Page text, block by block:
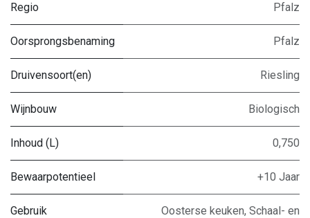
Regio Pfalz
Oorsprongsbenaming Pfalz
Druivensoort(en) Riesling
Wijnbouw Biologisch
Inhoud (L) 0,750
Bewaarpotentieel +10 Jaar
Gebruik Oosterse keuken, Schaal- en